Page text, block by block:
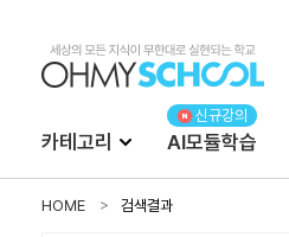
카테고리 AI모듈학습
HOME 검색결과